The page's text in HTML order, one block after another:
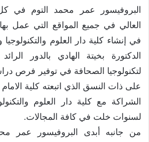
البروفيسور عمر محمد التوم في
العالي في جميع المواقع التي عمل
في إنشاء كلية دار العلوم
الدكتورة بخيتة الهادي بالدور
لتكنولوجيا الصحافة في توفير فرص
على ذات النسق الذي اتبعته كلية
الشراكة مع كلية دار العلوم
لسنوات خلت في كافة المجالات.
من جانبه أبدى البروفيسور عمر